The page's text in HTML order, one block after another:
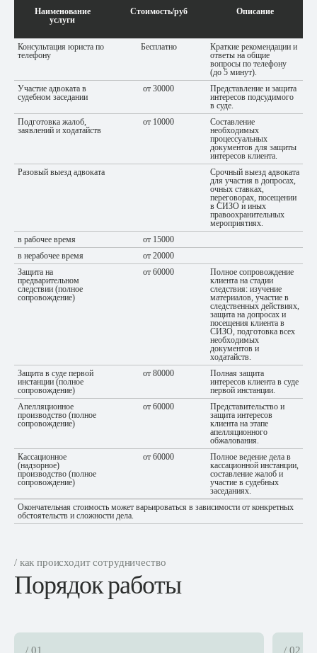
Наименование
услуги
Стоимость/руб Описание
Консультация юриста по
телефону
Бесплатно
Краткие рекомендации и
ответы на общие
вопросы по телефону
(до 5 минут).
Участие адвоката в
судебном заседании
от 30000
Представление и защита
интересов подсудимого
в суде.
Подготовка жалоб,
заявлений и ходатайств
от 10000
Составление
необходимых
процессуальных
документов для защиты
интересов клиента.
Разовый выезд адвоката
Срочный выезд адвоката
для участия в допросах,
очных ставках,
переговорах, посещении
в СИЗО и иных
правоохранительных
мероприятиях.
в рабочее время
от 15000
в нерабочее время
от 20000
Защита на
предварительном
следствии (полное
сопровождение)
от 60000
Полное сопровождение
клиента на стадии
следствия: изучение
материалов, участие в
следственных действиях,
защита на допросах и
посещения клиента в
СИЗО, подготовка всех
необходимых
документов и
ходатайств.
Защита в суде первой
инстанции (полное
сопровождение)
от 80000
Полная защита
интересов клиента в суде
первой инстанции.
Апелляционное
производство (полное
сопровождение)
от 60000
Представительство и
защита интересов
клиента на этапе
апелляционного
обжалования.
Кассационное
(надзорное)
производство (полное
сопровождение)
от 60000
Полное ведение дела в
кассационной инстанции,
составление жалоб и
участие в судебных
заседаниях.
Окончательная стоимость может варьироваться в зависимости от конкретных
обстоятельств и сложности дела.
/ как происходит сотрудничество
Порядок работы
/ 01 / 02